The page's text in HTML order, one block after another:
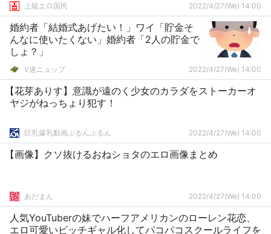
上級エロ国民 2022/4/27(We) 14:00
婚約者「結婚式あげたい！」ワイ「貯金そ
んなに使いたくない」婚約者「2人の貯金で
しょ？」
V速ニュップ 2022/4/27(We) 14:00
【花芽ありす】意識が遠のく少女のカラダをストーカーオ
ヤジがねっちょり犯す！
巨乳爆乳動画ぷるんぷるん 2022/4/27(We) 14:00
【画像】クソ抜けるおねショタのエロ画像まとめ
あだまん 2022/4/27(We) 14:00
人気YouTuberの妹でハーフアメリカンのローレン花恋、
エロ可愛いビッチギャル化してパコパコスクールライフを